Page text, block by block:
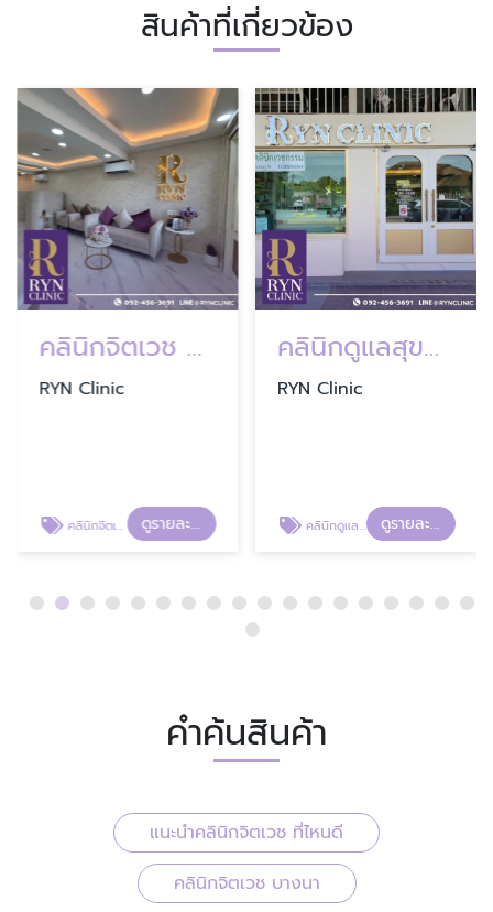
สินค้าที่เกี่ยวข้อง
คลินิกจิตเวช บางนา
RYN Clinic
คลินิกจิตเวช บางนา ดูรายละเอียด
คลินิกดูแลสุขภาพจิต บางนา
RYN Clinic
คลินิกดูแลสุขภาพจิต บางนา ดูรายละเอียด
คำค้นสินค้า
แนะนำคลินิกจิตเวช ที่ไหนดี
คลินิกจิตเวช บางนา